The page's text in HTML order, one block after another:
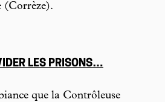
(Corrèze).
LES PRISONS…
que la Contrôleuse